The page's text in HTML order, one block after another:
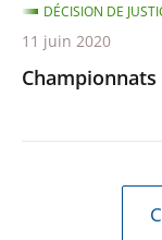
DÉCISION DE
11 juin 2020